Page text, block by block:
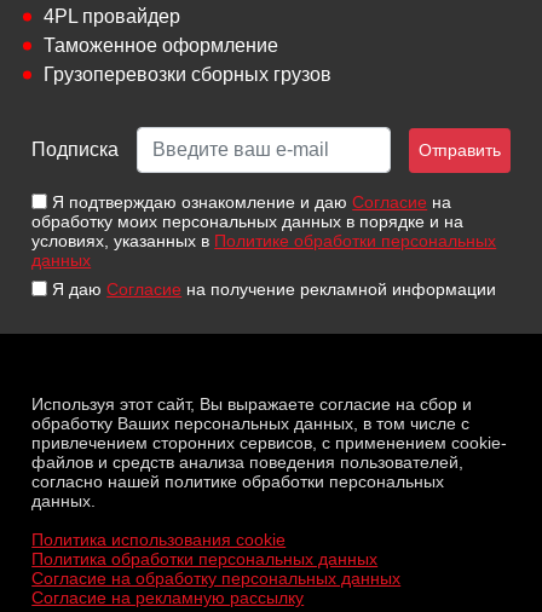
4PL провайдер
Таможенное оформление
Грузоперевозки сборных грузов
Подписка Отправить
Я подтверждаю ознакомление и даюСогласие на
обработку моих персональных данных в порядке и на
условиях, указанных в Политике обработки персональных
данных
Я даюСогласие на получение рекламной информации
Используя этот сайт, Вы выражаете согласие на сбор и
обработку Ваших персональных данных, в том числе с
привлечением сторонних сервисов, с применением cookie-
файлов и средств анализа поведения пользователей,
согласно нашей политике обработки персональных
данных.
Политика использования cookie
Политика обработки персональных данных
Согласие на обработку персональных данных
Согласие на рекламную рассылку